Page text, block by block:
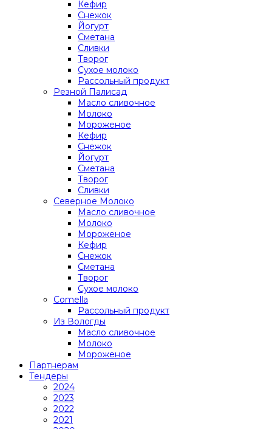
Кефир
Снежок
Йогурт
Сметана
Сливки
Творог
Сухое молоко
Рассольный продукт
Резной Палисад
Масло сливочное
Молоко
Мороженое
Кефир
Снежок
Йогурт
Сметана
Творог
Сливки
Северное Молоко
Масло сливочное
Молоко
Мороженое
Кефир
Снежок
Сметана
Творог
Сухое молоко
Comеlla
Рассольный продукт
Из Вологды
Масло сливочное
Молоко
Мороженое
Партнерам
Тендеры
2024
2023
2022
2021